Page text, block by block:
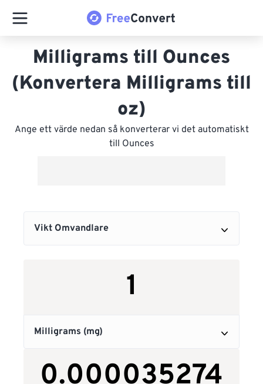
Milligrams till Ounces
(Konvertera Milligrams till
oz)
Ange ett värde nedan så konverterar vi det automatiskt
till Ounces